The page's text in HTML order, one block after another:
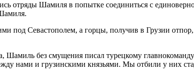
отряды Шамиля в попытке соединиться с
под Севастополем, а горцы, получив в Грузии
Шамиль без смущения писал турецкому
нами и грузинскими князьями. Мы отбили у них